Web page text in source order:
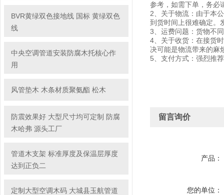
BVR黄绿双色接地线 国标 黄绿双色
线
中央空调管道安装防腐木托核心作
用
风管垫木 木条材质聚氨酯 松木
防震效果好 大型尺寸均可定制 防腐
木哈弗 源头工厂
管道木支架 标准厚度及保温层厚度
达到正负二
定制大型空调木码 大城县玉航管道
参考，如需下单，务必
2、关于物流：由于本
到货时间上很难确定。
3、运费问题：货物不
4、关于收货：在接货
决可能是物流带来的麻
5、支付方式：强烈推
留言询价
产品：
您的单位：